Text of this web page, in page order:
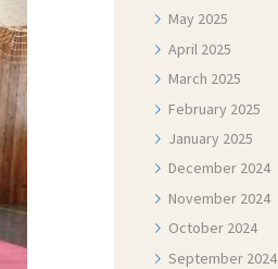
May 2025
April 2025
March 2025
February 2025
January 2025
December 2024
November 2024
October 2024
September 2024